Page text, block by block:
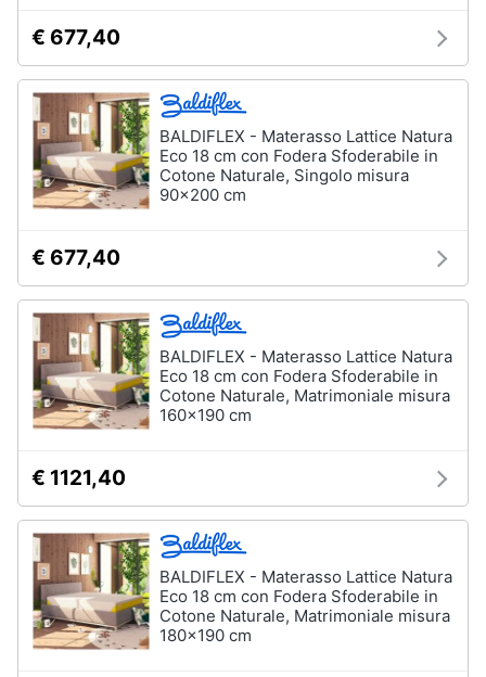
Esci
Vasca
bagno
Piatto
doccia
Vedi
tutti
Appendiabiti
Scarpiera
Mobili
ingresso
Librerie
tutti
Mobili
Mobili
bagno
Divani
€ 677,40
BALDIFLEX - Materasso Lattice Natura
Eco 18 cm con Fodera Sfoderabile in
Cotone Naturale, Singolo misura
90x200 cm
€ 677,40
BALDIFLEX - Materasso Lattice Natura
Eco 18 cm con Fodera Sfoderabile in
Cotone Naturale, Matrimoniale misura
160x190 cm
€ 1121,40
BALDIFLEX - Materasso Lattice Natura
Eco 18 cm con Fodera Sfoderabile in
Cotone Naturale, Matrimoniale misura
180x190 cm